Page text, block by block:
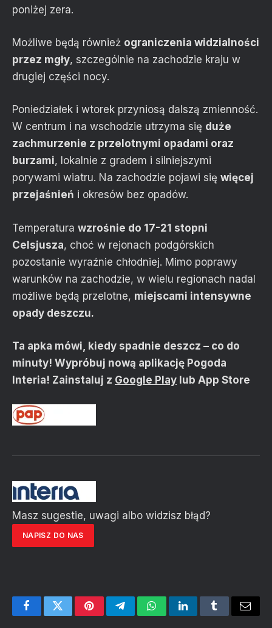
poniżej zera.
Możliwe będą również ograniczenia widzialności
przez mgły, szczególnie na zachodzie kraju w
drugiej części nocy.
Poniedziałek i wtorek przyniosą dalszą zmienność.
W centrum i na wschodzie utrzyma się duże
zachmurzenie z przelotnymi opadami oraz
burzami, lokalnie z gradem i silniejszymi
porywami wiatru. Na zachodzie pojawi się więcej
przejaśnień i okresów bez opadów.
Temperatura wzrośnie do 17-21 stopni
Celsjusza, choć w rejonach podgórskich
pozostanie wyraźnie chłodniej. Mimo poprawy
warunków na zachodzie, w wielu regionach nadal
możliwe będą przelotne, miejscami intensywne
opady deszczu.
Ta apka mówi, kiedy spadnie deszcz – co do
minuty! Wypróbuj nową aplikację Pogoda
Interia! Zainstaluj z Google Play lub App Store
Masz sugestie, uwagi albo widzisz błąd?
NAPISZ DO NAS
FacebookTwitterPinterestTelegramWhatsAppLinkedInTumblrEmail